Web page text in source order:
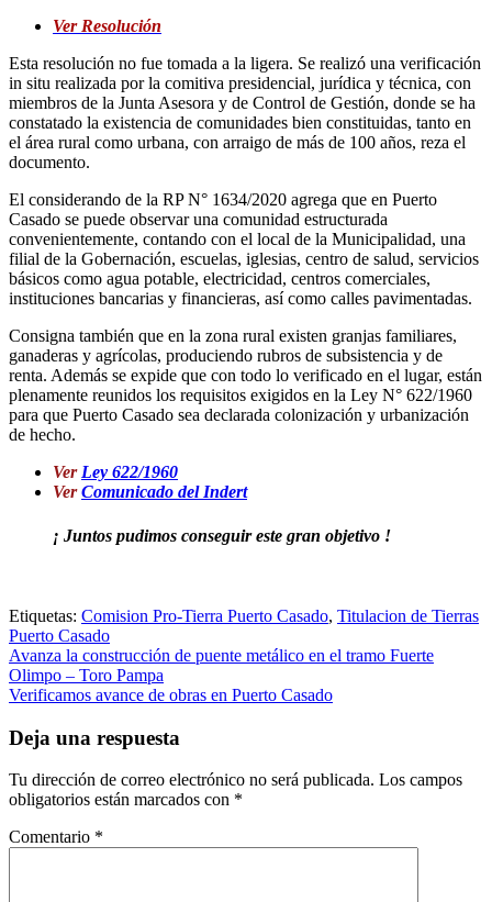
Ver Resolución
Esta resolución no fue tomada a la ligera. Se realizó una verificación
in situ realizada por la comitiva presidencial, jurídica y técnica, con
miembros de la Junta Asesora y de Control de Gestión, donde se ha
constatado la existencia de comunidades bien constituidas, tanto en
el área rural como urbana, con arraigo de más de 100 años, reza el
documento.
El considerando de la RP N° 1634/2020 agrega que en Puerto
Casado se puede observar una comunidad estructurada
convenientemente, contando con el local de la Municipalidad, una
filial de la Gobernación, escuelas, iglesias, centro de salud, servicios
básicos como agua potable, electricidad, centros comerciales,
instituciones bancarias y financieras, así como calles pavimentadas.
Consigna también que en la zona rural existen granjas familiares,
ganaderas y agrícolas, produciendo rubros de subsistencia y de
renta. Además se expide que con todo lo verificado en el lugar, están
plenamente reunidos los requisitos exigidos en la Ley N° 622/1960
para que Puerto Casado sea declarada colonización y urbanización
de hecho.
Ver Ley 622/1960
VerComunicado del Indert
¡ Juntos pudimos conseguir este gran objetivo !
Etiquetas: Comision Pro-Tierra Puerto Casado, Titulacion de Tierras
Puerto Casado
Navegación
de
Avanza la construcción de puente metálico en el tramo Fuerte
Olimpo – Toro Pampa
Verificamos avance de obras en Puerto Casado
Deja una respuesta
Tu dirección de correo electrónico no será publicada. Los campos
obligatorios están marcados con *
Comentario *